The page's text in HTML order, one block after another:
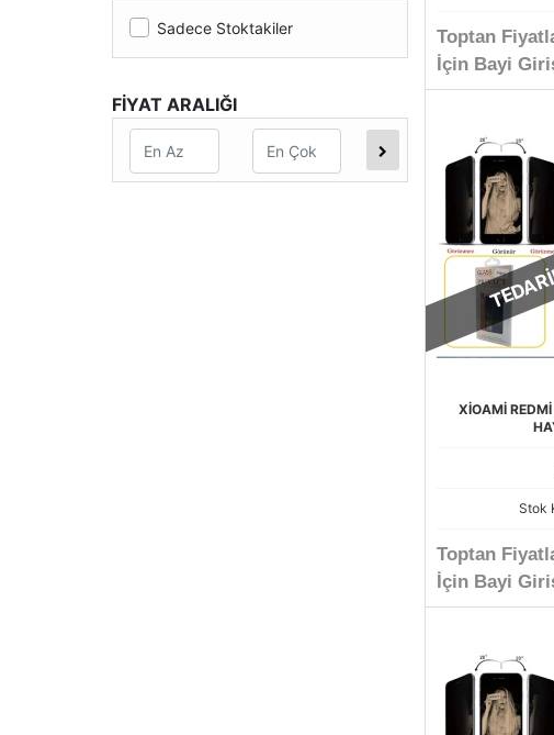
Sadece Stoktakiler
FİYAT ARALIĞI
Toptan
İçin Bayi
XİOAMİ
Stok
Toptan
İçin Bayi